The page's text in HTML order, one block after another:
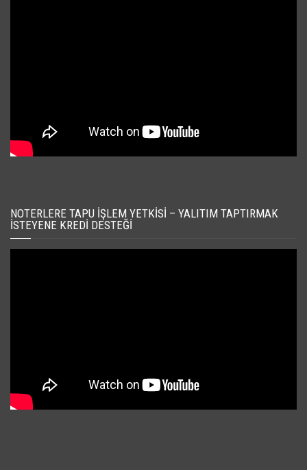
NOTERLERE TAPU İŞLEM YETKISI – YALITIM TAPTIRMAK
İSTEYENE KREDI DESTEĞI